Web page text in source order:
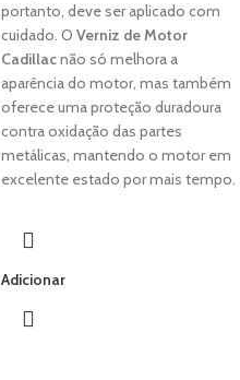
portanto, deve ser aplicado com
cuidado. O Verniz de Motor
Cadillacnão só melhora a
aparência do motor, mas também
oferece uma proteção duradoura
contra oxidação das partes
metálicas, mantendo o motor em
excelente estado por mais tempo.
Adicionar